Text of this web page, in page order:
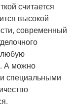
считается
высокой
современный
любую
А можно
специальными